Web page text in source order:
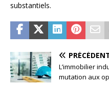
substantiels.
L’immobilier
mutation aux